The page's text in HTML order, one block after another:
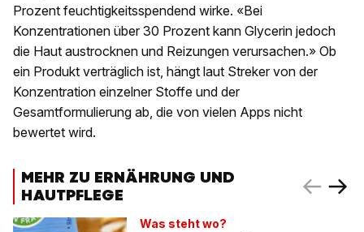
Prozent feuchtigkeitsspendend wirke. «Bei
Konzentrationen über 30 Prozent kann Glycerin jedoch
die Haut austrocknen und Reizungen verursachen.» Ob
ein Produkt verträglich ist, hängt laut Streker von der
Konzentration einzelner Stoffe und der
Gesamtformulierung ab, die von vielen Apps nicht
bewertet wird.
MEHR ZU ERNÄHRUNG UND
HAUTPFLEGE
Was steht wo?